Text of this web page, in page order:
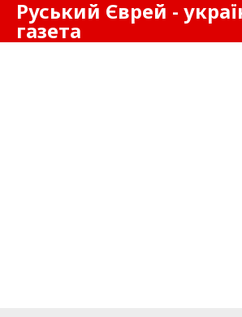
Руський Єврей -
газета